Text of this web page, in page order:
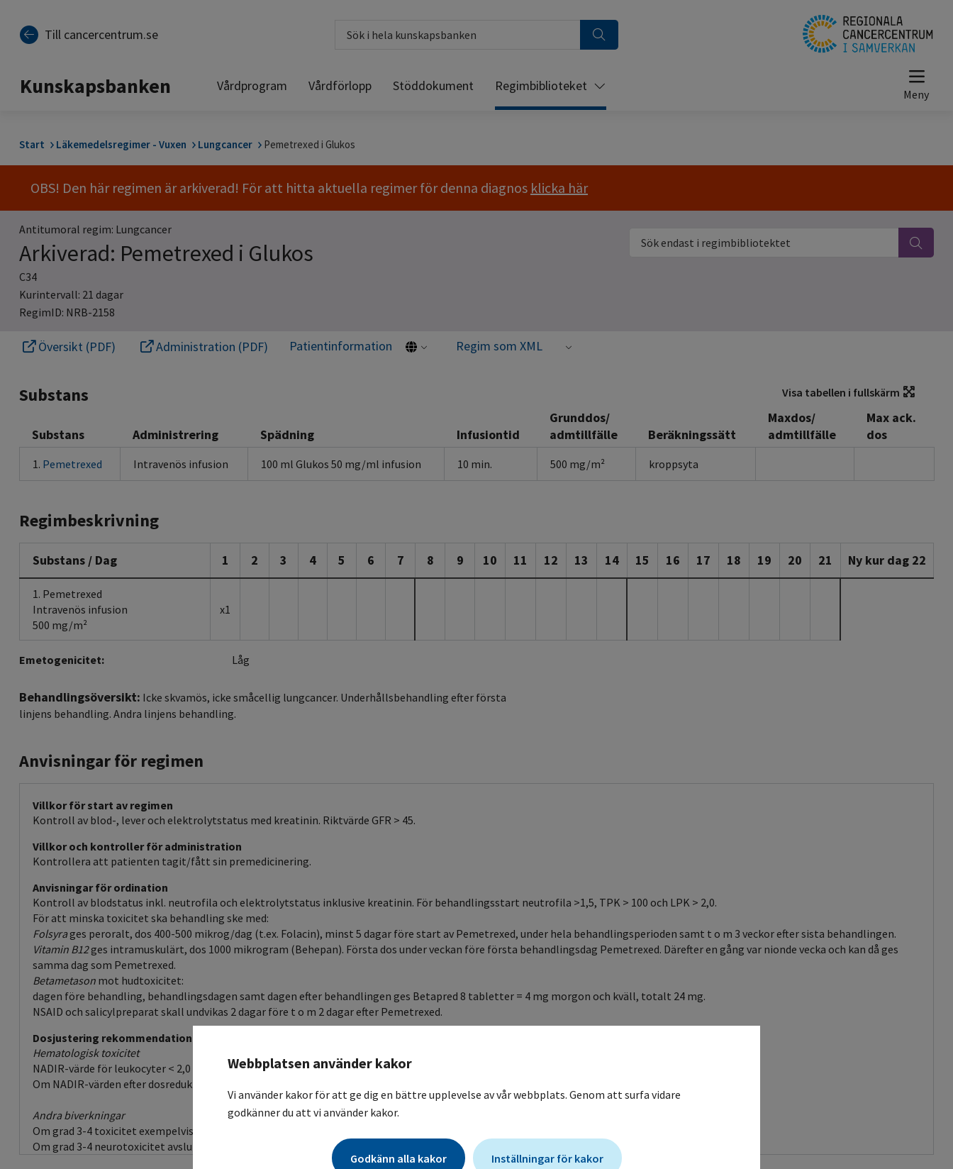
Till cancercentrum.se
Kunskapsbanken Vårdprogram Vårdförlopp Stöddokument Regimbiblioteket
Start Läkemedelsregimer - Vuxen Lungcancer Pemetrexed i Glukos
OBS! Den här regimen är arkiverad! För att hitta aktuella regimer för denna diagnos klicka här
Antitumoral regim: Lungcancer
Arkiverad: Pemetrexed i Glukos
C34
Kurintervall: 21 dagar
RegimID: NRB-2158
Sök endast i regimbibliotektet
Översikt (PDF) Administration (PDF) Patientinformation Regim som XML
Substans Visa tabellen i fullskärm
Substans Administrering Spädning Infusiontid
Grunddos/
admtillfälle
Beräkningssätt
Maxdos/
admtillfälle
Max ack.
dos
1. Pemetrexed Intravenös infusion 100 ml Glukos 50 mg/ml infusion 10 min. 500 mg/m² kroppsyta
Regimbeskrivning
Substans / Dag 1 2 3 4 5 6 7 8 9 10 11 12 13 14 15 16 17 18 19 20 21 Ny kur dag 22
1. Pemetrexed
Intravenös infusion
500 mg/m²
x1
Emetogenicitet: Låg
Behandlingsöversikt: Icke skvamös, icke småcellig lungcancer. Underhållsbehandling efter första
linjens behandling. Andra linjens behandling.
Anvisningar för regimen
Villkor för start av regimen
Kontroll av blod-, lever och elektrolytstatus med kreatinin. Riktvärde GFR > 45.
Villkor och kontroller för administration
Kontrollera att patienten tagit/fått sin premedicinering.
Anvisningar för ordination
Kontroll av blodstatus inkl. neutrofila och elektrolytstatus inklusive kreatinin. För behandlingsstart neutrofila >1,5, TPK > 100 och LPK > 2,0.
För att minska toxicitet ska behandling ske med:
Folsyrages peroralt, dos 400-500 mikrog/dag (t.ex. Folacin), minst 5 dagar före start av Pemetrexed, under hela behandlingsperioden samt t o m 3 veckor efter sista behandlingen.
Vitamin B12ges intramuskulärt, dos 1000 mikrogram (Behepan). Första dos under veckan före första behandlingsdag Pemetrexed. Därefter en gång var nionde vecka och kan då ges
samma dag som Pemetrexed.
Betametason mot hudtoxicitet:
dagen före behandling, behandlingsdagen samt dagen efter behandlingen ges Betapred 8 tabletter = 4 mg morgon och kväll, totalt 24 mg.
NSAID och salicylpreparat skall undvikas 2 dagar före t o m 2 dagar efter Pemetrexed.
Dosjustering rekommendation
Hematologisk toxicitet
NADIR-värde för leukocyter < 2,0 och/eller neutrofila < 1,0 - ge nästa kur med 80 % av doserna för båda läkemedlen.
Om NADIR-värden efter dosreduktion fortsatt är leukocyter < 2,0 och/eller neutrofila < 1,0 - dosreducera ytterligare 10-15 % eller byt regim.
Andra biverkningar
Om grad 3-4 toxicitet exempelvis mukosit, vårdkrävande diarré mm dosreduceras fortsättningsvis till 75%.
Om grad 3-4 neurotoxicitet avsluta Pemetrexed.
Webbplatsen använder kakor
Vi använder kakor för att ge dig en bättre upplevelse av vår webbplats. Genom att surfa vidare
godkänner du att vi använder kakor.
Godkänn alla kakor Inställningar för kakor